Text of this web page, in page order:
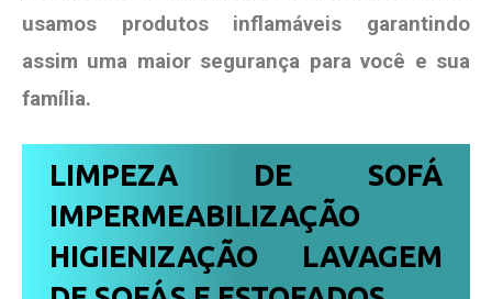
usamos produtos inflamáveis garantindo
assim uma maior segurança para você e sua
família.
LIMPEZA DE SOFÁ
IMPERMEABILIZAÇÃO
HIGIENIZAÇÃO LAVAGEM